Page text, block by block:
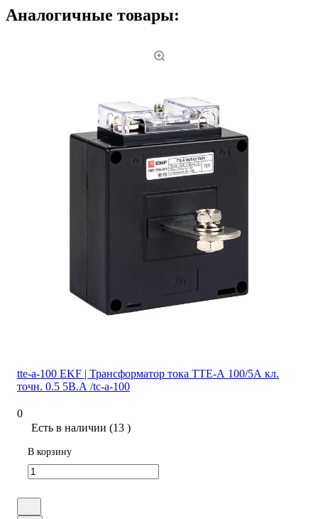
Аналогичные товары:
tte-a-100 EKF | Трансформатор тока ТТЕ-А 100/5А кл.
точн. 0.5 5В.А /tc-a-100
0
Есть в наличии (13 )
В корзину